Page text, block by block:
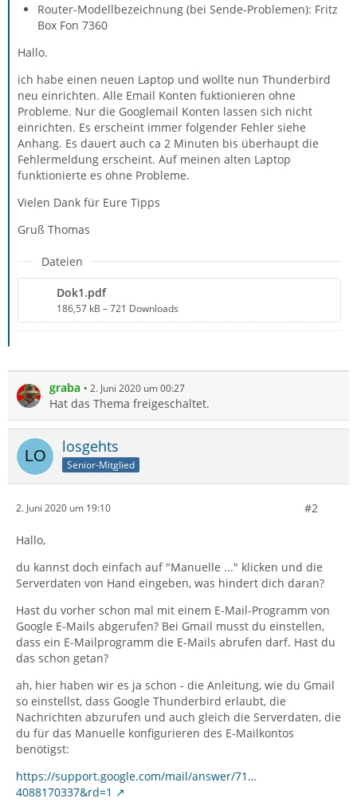
Router-Modellbezeichnung (bei Sende-Problemen): Fritz
Box Fon 7360
Hallo.
ich habe einen neuen Laptop und wollte nun Thunderbird
neu einrichten. Alle Email Konten fuktionieren ohne
Probleme. Nur die Googlemail Konten lassen sich nicht
einrichten. Es erscheint immer folgender Fehler siehe
Anhang. Es dauert auch ca 2 Minuten bis überhaupt die
Fehlermeldung erscheint. Auf meinen alten Laptop
funktionierte es ohne Probleme.
Vielen Dank für Eure Tipps
Gruß Thomas
Dateien
Dok1.pdf
186,57 kB – 721 Downloads
graba 2. Juni 2020 um 00:27
Hat das Thema freigeschaltet.
losgehts
Senior-Mitglied
2. Juni 2020 um 19:10 #2
Hallo,
du kannst doch einfach auf "Manuelle ..." klicken und die
Serverdaten von Hand eingeben, was hindert dich daran?
Hast du vorher schon mal mit einem E-Mail-Programm von
Google E-Mails abgerufen? Bei Gmail musst du einstellen,
dass ein E-Mailprogramm die E-Mails abrufen darf. Hast du
das schon getan?
ah, hier haben wir es ja schon - die Anleitung, wie du Gmail
so einstellst, dass Google Thunderbird erlaubt, die
Nachrichten abzurufen und auch gleich die Serverdaten, die
du für das Manuelle konfigurieren des E-Mailkontos
benötigst:
https://support.google.com/mail/answer/71…
4088170337&rd=1